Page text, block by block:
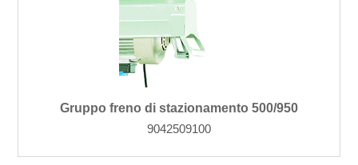
Gruppo freno di stazionamento 500/950
9042509100